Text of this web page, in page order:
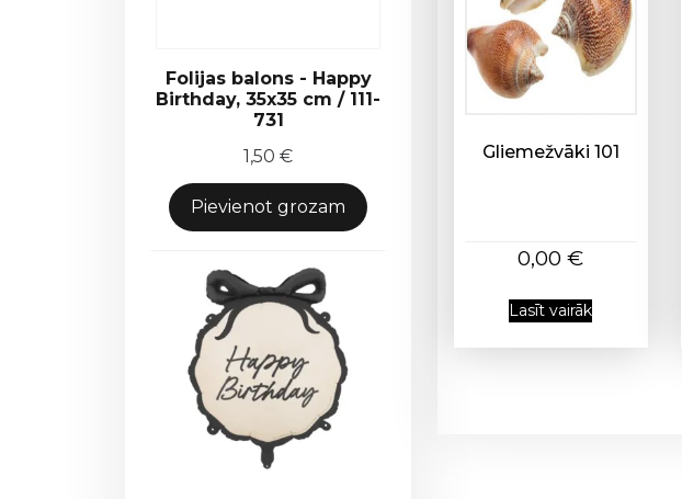
Folijas balons - Happy
Birthday, 35x35 cm / 111-
731
1,50 €
Pievienot grozam
Gliemežvāki 101
0,00€
Lasīt vairāk